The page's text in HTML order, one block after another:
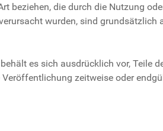
beziehen, die durch die Nutzung
wurden, sind grundsätzlich
es sich ausdrücklich vor, Teile
zeitweise oder